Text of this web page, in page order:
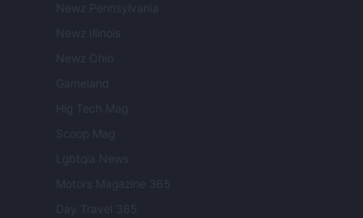
Newz Pennsylvania
Newz Illinois
Newz Ohio
Gameland
Hig Tech Mag
Scoop Mag
Lgbtqia News
Motors Magazine 365
Day Travel 365